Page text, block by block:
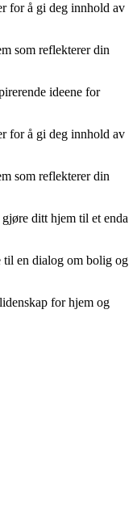
for å gi deg innhold av
som reflekterer din
ideene for
for å gi deg innhold av
som reflekterer din
ditt hjem til et enda
til en dialog om bolig og
for hjem og